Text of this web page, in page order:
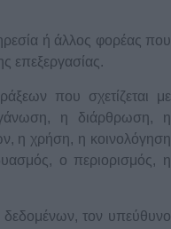
ή άλλος φορέας που
επεξεργασίας.
που σχετίζεται με
η διάρθρωση, η
η χρήση, η κοινολόγηση
ο περιορισμός, η
τον υπεύθυνο